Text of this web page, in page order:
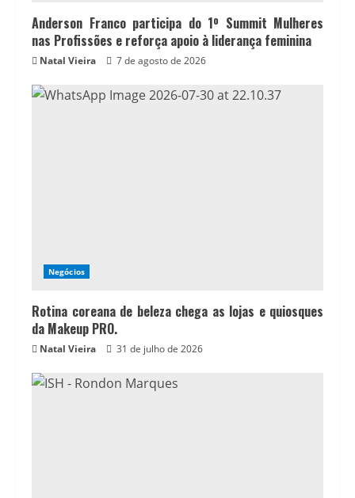
Anderson Franco participa do 1º Summit Mulheres
nas Profissões e reforça apoio à liderança feminina
Natal Vieira 7 de agosto de 2026
Negócios
Rotina coreana de beleza chega as lojas e quiosques
da Makeup PRO.
Natal Vieira 31 de julho de 2026